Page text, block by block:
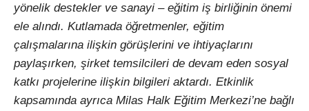
yönelik destekler ve sanayi – eğitim iş birliğinin önemi
ele alındı. Kutlamada öğretmenler, eğitim
çalışmalarına ilişkin görüşlerini ve ihtiyaçlarını
paylaşırken, şirket temsilcileri de devam eden sosyal
katkı projelerine ilişkin bilgileri aktardı. Etkinlik
kapsamında ayrıca Milas Halk Eğitim Merkezi’ne bağlı